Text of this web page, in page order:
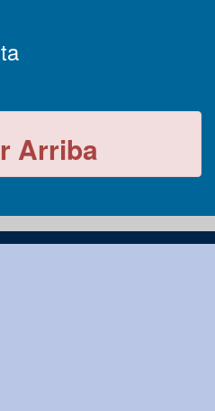
Arriba